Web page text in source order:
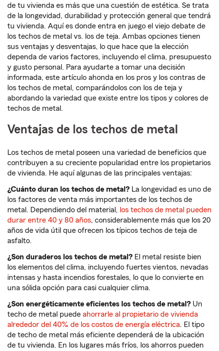
de tu vivienda es más que una cuestión de estética. Se trata
de la longevidad, durabilidad y protección general que tendrá
tu vivienda. Aquí es donde entra en juego el viejo debate de
los techos de metal vs. los de teja. Ambas opciones tienen
sus ventajas y desventajas, lo que hace que la elección
dependa de varios factores, incluyendo el clima, presupuesto
y gusto personal. Para ayudarte a tomar una decisión
informada, este artículo ahonda en los pros y los contras de
los techos de metal, comparándolos con los de teja y
abordando la variedad que existe entre los tipos y colores de
techos de metal.
Ventajas de los techos de metal
Los techos de metal poseen una variedad de beneficios que
contribuyen a su creciente popularidad entre los propietarios
de vivienda. He aquí algunas de las principales ventajas:
¿Cuánto duran los techos de metal? La longevidad es uno de
los factores de venta más importantes de los techos de
metal. Dependiendo del material, los techos de metal pueden
durar entre 40 y 80 años, considerablemente más que los 20
años de vida útil que ofrecen los típicos techos de teja de
asfalto.
¿Son duraderos los techos de metal? El metal resiste bien
los elementos del clima, incluyendo fuertes vientos, nevadas
intensas y hasta incendios forestales, lo que lo convierte en
una sólida opción para casi cualquier clima.
¿Son energéticamente eficientes los techos de metal? Un
techo de metal puede ahorrarle al propietario de vivienda
alrededor del 40% de los costos de energía eléctrica. El tipo
de techo de metal más eficiente dependerá de la ubicación
de tu vivienda. En los lugares más fríos, los ahorros pueden